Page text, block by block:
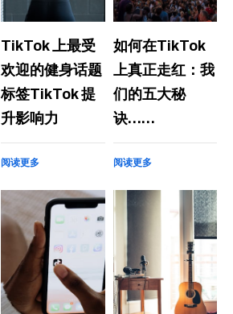
TikTok 上最受
欢迎的健身话题
标签TikTok 提
升影响力
阅读更多
如何在TikTok
上真正走红：我
们的五大秘
诀……
阅读更多